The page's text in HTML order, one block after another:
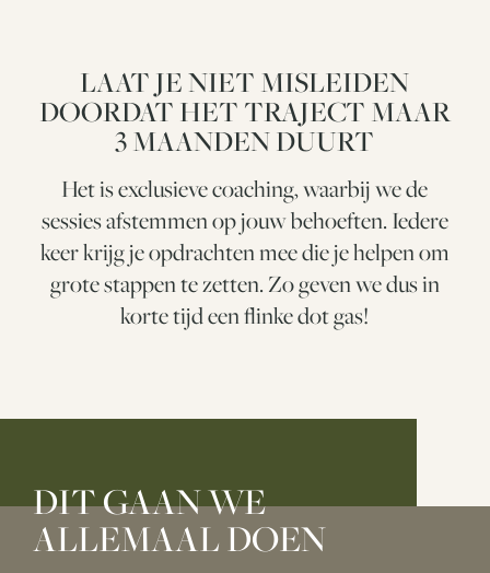
LAAT JE NIET MISLEIDEN
DOORDAT HET TRAJECT MAAR
3 MAANDEN DUURT
Het is exclusieve coaching, waarbij we de
sessies afstemmen op jouw behoeften. Iedere
keer krijg je opdrachten mee die je helpen om
grote stappen te zetten. Zo geven we dus in
korte tijd een flinke dot gas!
DIT GAAN WE
ALLEMAAL DOEN